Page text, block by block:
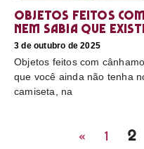
Objetos feitos
nem sabia que
3 de outubro de 2025
Objetos feitos com
que você ainda não tenha
camiseta, na
« 1 2